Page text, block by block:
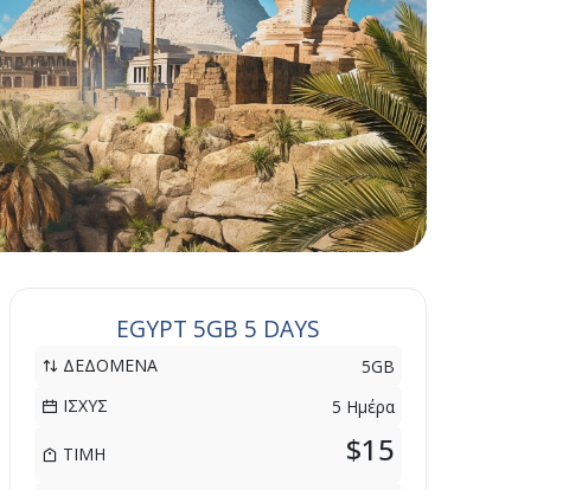
EGYPT 5GB 5 DAYS
ΔΕΔΟΜΕΝΑ
5GB
ΙΣΧΥΣ
5 Ημέρα
ΤΙΜΗ $15